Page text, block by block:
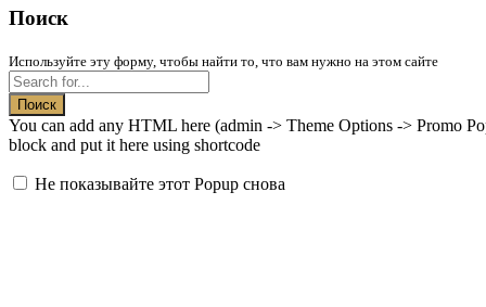
Поиск
Используйте эту форму, чтобы найти то, что вам нужно на этом сайте
Поиск
You can add any HTML here (admin -> Theme Options -> Promo
block and put it here using shortcode
Не показывайте этот Popup снова